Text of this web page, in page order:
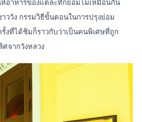
ววัง กรรมวิธีขั้นตอนในการปรุงย่อม
งที่ได้ชิมก็ราวกับว่าเป็นคนพิเศษที่ถูก
จากวังหลวง